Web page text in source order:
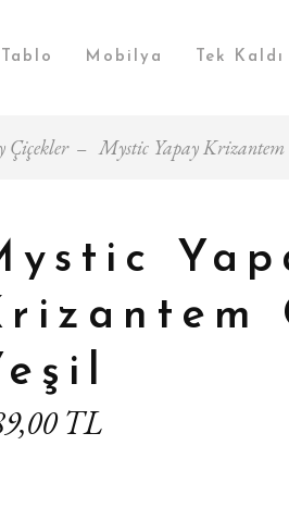
Tablo Mobilya Tek
Çiçekler Mystic Yapay Krizantem
TL